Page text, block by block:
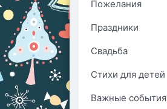
Пожелания
Праздники
Свадьба
Стихи для детей
Важные события